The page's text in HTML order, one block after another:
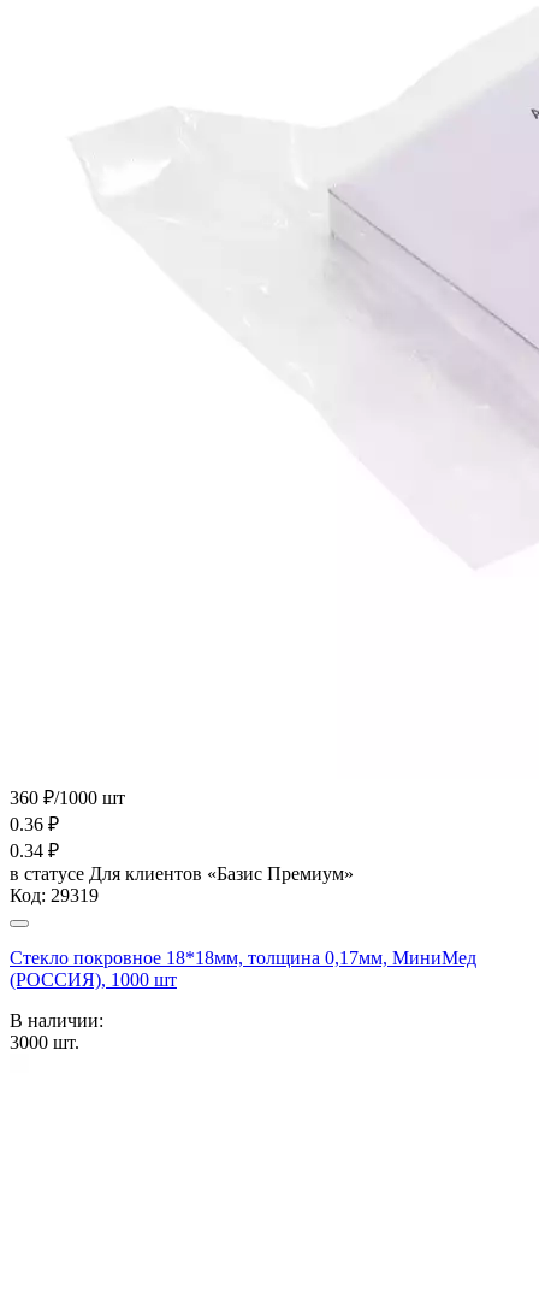
360 ₽/1000 шт
0.36 ₽
0.34 ₽
в статусе Для клиентов «Базис Премиум»
Код: 29319
Стекло покровное 18*18мм, толщина 0,17мм, МиниМед
(РОССИЯ), 1000 шт
В наличии:
3000 шт.